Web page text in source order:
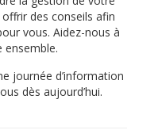
des conseils afin
vous. Aidez-nous à
ensemble.
journée d’information
dès aujourd’hui.